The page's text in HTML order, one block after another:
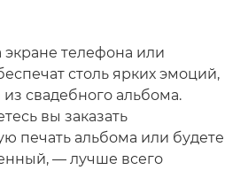
телефона или
столь ярких эмоций,
из свадебного альбома.
вы заказать
печать альбома или будете
— лучше всего